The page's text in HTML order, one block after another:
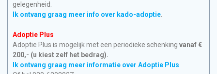
gelegenheid.
Ik ontvang graag meer info over kado-adoptie
Adoptie Plus
Adoptie Plus is mogelijk met een periodieke schenking vanaf €
200,- (u kiest zelf het bedrag).
Ik ontvang graag meer informatie over Adoptie Plus